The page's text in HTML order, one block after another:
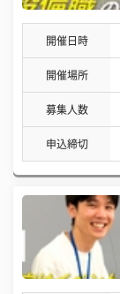
開催日時
開催場所
募集人数
申込締切